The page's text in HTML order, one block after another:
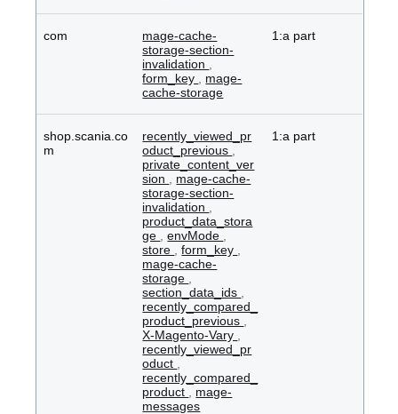
com
mage-cache-
storage-section-
invalidation
form_key
mage-
cache-storage
1:a part
shop.scania.co
m
recently_viewed_pr
oduct_previous
private_content_ver
sion
mage-cache-
storage-section-
invalidation
product_data_stora
ge
,envMode
store
,form_key
mage-cache-
storage
section_data_ids
recently_compared_
product_previous
X-Magento-Vary
recently_viewed_pr
oduct
recently_compared_
product
mage-
messages
1:a part